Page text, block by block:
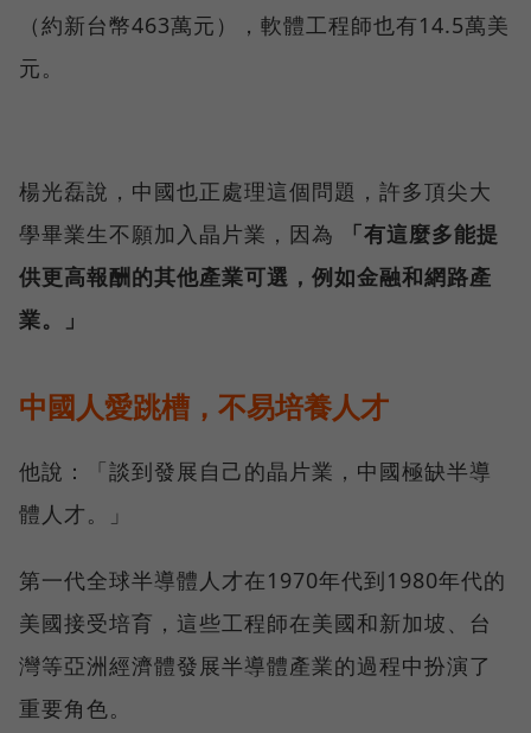
（約新台幣463萬元），軟體工程師也有14.5萬美
元。
楊光磊說，中國也正處理這個問題，許多頂尖大
學畢業生不願加入晶片業，因為
「有這麼多能提
供更高報酬的其他產業可選，例如金融和網路產
業。」
中國人愛跳槽，不易培養人才
他說：「談到發展自己的晶片業，中國極缺半導
體人才。」
第一代全球半導體人才在1970年代到1980年代的
美國接受培育，這些工程師在美國和新加坡、台
灣等亞洲經濟體發展半導體產業的過程中扮演了
重要角色。